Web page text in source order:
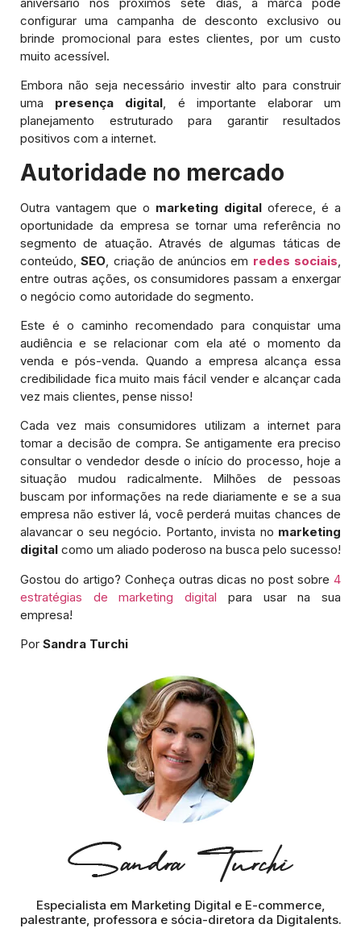
configurar uma campanha de desconto exclusivo ou
brinde promocional para estes clientes, por um custo
muito acessível.
Embora não seja necessário investir alto para construir
uma presença digital, é importante elaborar um
planejamento estruturado para garantir resultados
positivos com a internet.
Autoridade no mercado
Outra vantagem que o marketing digital oferece, é a
oportunidade da empresa se tornar uma referência no
segmento de atuação. Através de algumas táticas de
conteúdo,SEO , criação de anúncios em redes sociais
entre outras ações, os consumidores passam a enxergar
o negócio como autoridade do segmento.
Este é o caminho recomendado para conquistar uma
audiência e se relacionar com ela até o momento da
venda e pós-venda. Quando a empresa alcança essa
credibilidade fica muito mais fácil vender e alcançar cada
vez mais clientes, pense nisso!
Cada vez mais consumidores utilizam a internet para
tomar a decisão de compra. Se antigamente era preciso
consultar o vendedor desde o início do processo, hoje a
situação mudou radicalmente. Milhões de pessoas
buscam por informações na rede diariamente e se a sua
empresa não estiver lá, você perderá muitas chances de
alavancar o seu negócio. Portanto, invista no marketing
digital como um aliado poderoso na busca pelo sucesso!
Gostou do artigo? Conheça outras dicas no post sobre 4
estratégias de marketing digital para usar na sua
empresa!
Por Sandra Turchi
Especialista em Marketing Digital e E-commerce,
palestrante, professora e sócia-diretora da Digitalents.